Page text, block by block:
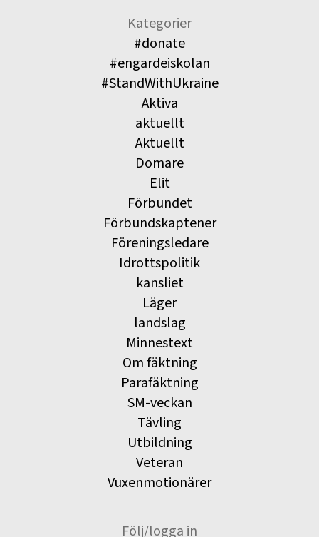
Kategorier
#donate
#engardeiskolan
#StandWithUkraine
Aktiva
aktuellt
Aktuellt
Domare
Elit
Förbundet
Förbundskaptener
Föreningsledare
Idrottspolitik
kansliet
Läger
landslag
Minnestext
Om fäktning
Parafäktning
SM-veckan
Tävling
Utbildning
Veteran
Vuxenmotionärer
Följ/logga in